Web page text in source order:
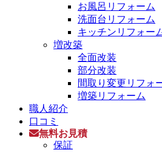
お風呂リフォーム
洗面台リフォーム
キッチンリフォー
増改築
全面改装
部分改装
間取り変更リフォ
増築リフォーム
職人紹介
口コミ
無料お見積
保証